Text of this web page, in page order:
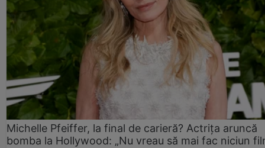
Michelle Pfeiffer, la final de carieră? Actrița aruncă
bomba la Hollywood: „Nu vreau să mai fac niciun